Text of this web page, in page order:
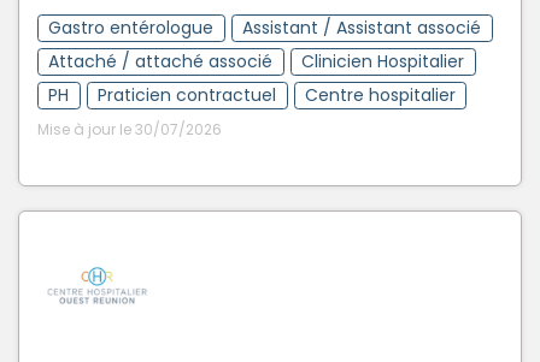
Gastro entérologue
Assistant / Assistant associé
Attaché / attaché associé
Clinicien Hospitalier
PH
Praticien contractuel Centre hospitalier
Mise à jour le 30/07/2026